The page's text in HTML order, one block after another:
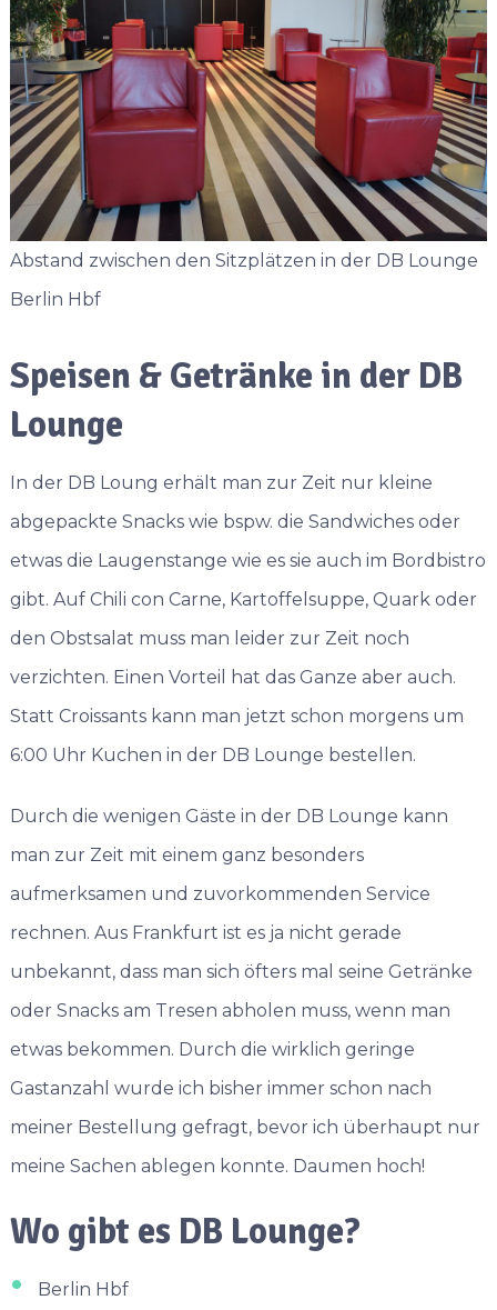
Abstand zwischen den Sitzplätzen in der DB Lounge
Berlin Hbf
Speisen & Getränke in der DB
Lounge
In der DB Loung erhält man zur Zeit nur kleine
abgepackte Snacks wie bspw. die Sandwiches oder
etwas die Laugenstange wie es sie auch im Bordbistro
gibt. Auf Chili con Carne, Kartoffelsuppe, Quark oder
den Obstsalat muss man leider zur Zeit noch
verzichten. Einen Vorteil hat das Ganze aber auch.
Statt Croissants kann man jetzt schon morgens um
6:00 Uhr Kuchen in der DB Lounge bestellen.
Durch die wenigen Gäste in der DB Lounge kann
man zur Zeit mit einem ganz besonders
aufmerksamen und zuvorkommenden Service
rechnen. Aus Frankfurt ist es ja nicht gerade
unbekannt, dass man sich öfters mal seine Getränke
oder Snacks am Tresen abholen muss, wenn man
etwas bekommen. Durch die wirklich geringe
Gastanzahl wurde ich bisher immer schon nach
meiner Bestellung gefragt, bevor ich überhaupt nur
meine Sachen ablegen konnte. Daumen hoch!
Wo gibt es DB Lounge?
Berlin Hbf